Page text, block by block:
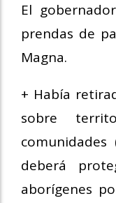
El gobernador
prendas de
Magna.
+ Había
sobre
deberá
aborígenes